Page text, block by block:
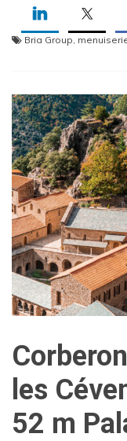
Bria Group,
les
52 m